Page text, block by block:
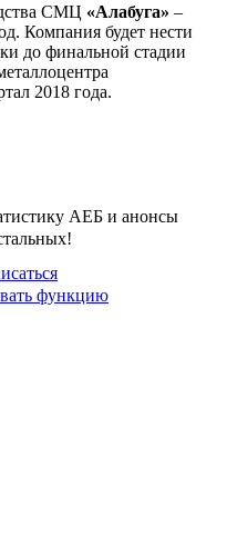
СМЦ «Алабуга» –
Компания будет нести
до финальной стадии
2018 года.
АЕБ и анонсы